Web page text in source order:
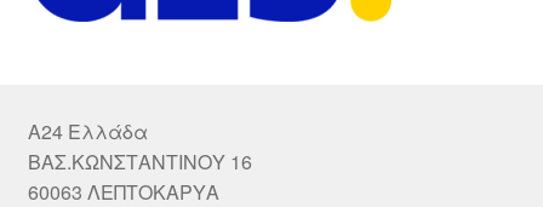
A24 Ελλάδα
ΒΑΣ.ΚΩΝΣΤΑΝΤΙΝΟΥ 16
60063 ΛΕΠΤΟΚΑΡΥΑ